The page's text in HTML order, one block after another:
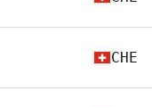
CHE